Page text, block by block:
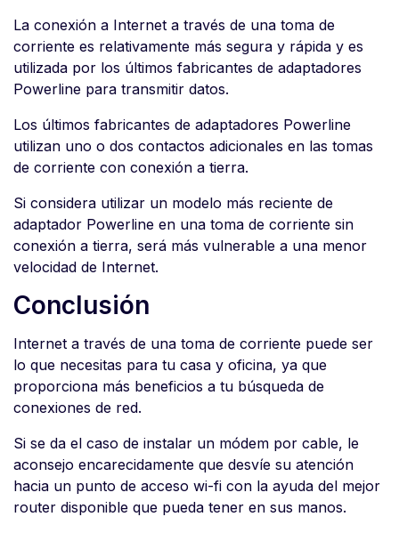
La conexión a Internet a través de una toma de
corriente es relativamente más segura y rápida y es
utilizada por los últimos fabricantes de adaptadores
Powerline para transmitir datos.
Los últimos fabricantes de adaptadores Powerline
utilizan uno o dos contactos adicionales en las tomas
de corriente con conexión a tierra.
Si considera utilizar un modelo más reciente de
adaptador Powerline en una toma de corriente sin
conexión a tierra, será más vulnerable a una menor
velocidad de Internet.
Conclusión
Internet a través de una toma de corriente puede ser
lo que necesitas para tu casa y oficina, ya que
proporciona más beneficios a tu búsqueda de
conexiones de red.
Si se da el caso de instalar un módem por cable, le
aconsejo encarecidamente que desvíe su atención
hacia un punto de acceso wi-fi con la ayuda del mejor
router disponible que pueda tener en sus manos.